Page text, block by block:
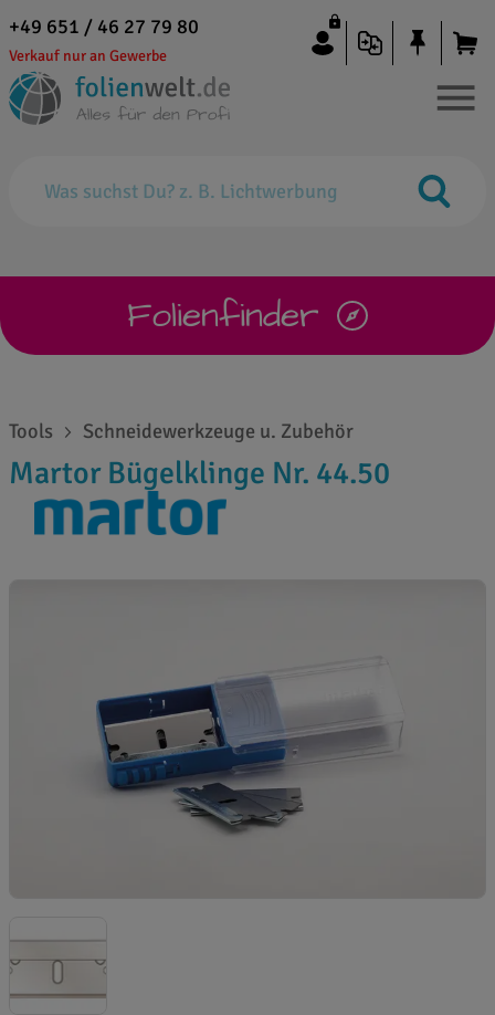
+49 651 / 46 27 79 80
Verkauf nur an Gewerbe
Folienfinder
Tools Schneidewerkzeuge u. Zubehör
Martor Bügelklinge Nr. 44.50